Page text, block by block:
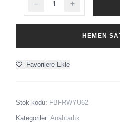
HEMEN
Favorilere Ekle
Stok kodu: FBFRWYU62
Kategoriler: Anahtarlık